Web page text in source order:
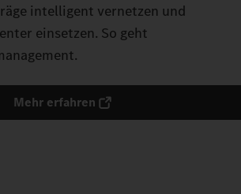
intelligent vernetzen und
einsetzen. So geht
Mehr erfahren